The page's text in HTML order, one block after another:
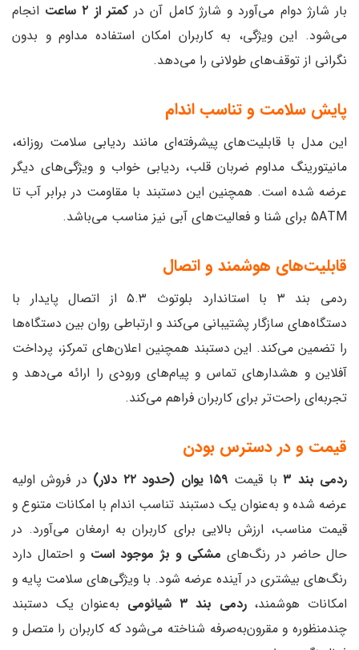
بار شارژ دوام می‌آورد و شارژ کامل آن درکمتر از ۲ ساعت
انجام
می‌شود. این ویژگی، به کاربران امکان استفاده مداوم و بدون
نگرانی از توقف‌های طولانی را می‌دهد.
پایش سلامت و تناسب اندام
این مدل با قابلیت‌های پیشرفته‌ای مانند ردیابی سلامت روزانه،
مانیتورینگ مداوم ضربان قلب، ردیابی خواب و ویژگی‌های دیگر
عرضه شده است. همچنین این دستبند با مقاومت در برابر آب تا
5ATM برای شنا و فعالیت‌های آبی نیز مناسب می‌باشد.
قابلیت‌های هوشمند و اتصال
ردمی بند ۳ با استاندارد بلوتوث ۵.۳ از اتصال پایدار با
دستگاه‌های سازگار پشتیبانی می‌کند و ارتباطی روان بین دستگاه‌ها
را تضمین می‌کند. این دستبند همچنین اعلان‌های تمرکز، پرداخت
آفلاین و هشدارهای تماس و پیام‌های ورودی را ارائه می‌دهد و
تجربه‌ای راحت‌تر برای کاربران فراهم می‌کند.
قیمت و در دسترس بودن
ردمی بند ۳ با قیمت ۱۵۹ یوان (حدود ۲۲ دلار)
در فروش اولیه
عرضه شده و به‌عنوان یک دستبند تناسب اندام با امکانات متنوع و
قیمت مناسب، ارزش بالایی برای کاربران به ارمغان می‌آورد. در
حال حاضر در رنگ‌های مشکی و بژ موجود است و احتمال دارد
رنگ‌های بیشتری در آینده عرضه شود. با ویژگی‌های سلامت پایه و
امکانات هوشمند،ردمی بند ۳ شیائومی
به‌عنوان یک دستبند
چندمنظوره و مقرون‌به‌صرفه شناخته می‌شود که کاربران را متصل و